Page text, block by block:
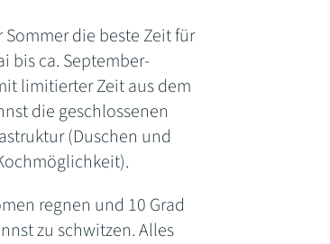
die beste Zeit für
bis ca. September-
limitierter Zeit aus dem
die geschlossenen
(Duschen und
regnen und 10 Grad
zu schwitzen. Alles